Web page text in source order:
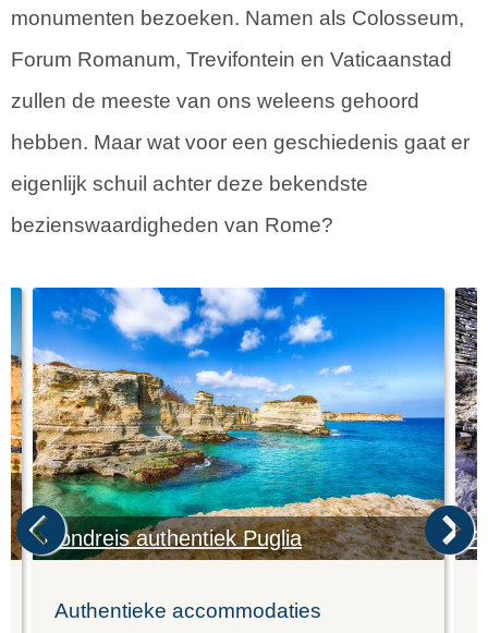
monumenten bezoeken. Namen als Colosseum,
Forum Romanum, Trevifontein en Vaticaanstad
zullen de meeste van ons weleens gehoord
hebben. Maar wat voor een geschiedenis gaat er
eigenlijk schuil achter deze bekendste
bezienswaardigheden van Rome?
Rondreis authentiek Puglia
Authentieke accommodaties